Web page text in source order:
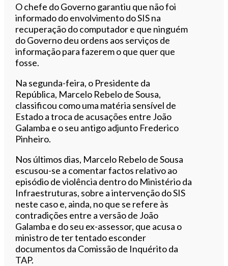
O chefe do Governo garantiu que não foi
informado do envolvimento do SIS na
recuperação do computador e que ninguém
do Governo deu ordens aos serviços de
informação para fazerem o que quer que
fosse.
Na segunda-feira, o Presidente da
República, Marcelo Rebelo de Sousa,
classificou como uma matéria sensível de
Estado a troca de acusações entre João
Galamba e o seu antigo adjunto Frederico
Pinheiro.
Nos últimos dias, Marcelo Rebelo de Sousa
escusou-se a comentar factos relativo ao
episódio de violência dentro do Ministério da
Infraestruturas, sobre a intervenção do SIS
neste caso e, ainda, no que se refere às
contradições entre a versão de João
Galamba e do seu ex-assessor, que acusa o
ministro de ter tentado esconder
documentos da Comissão de Inquérito da
TAP.